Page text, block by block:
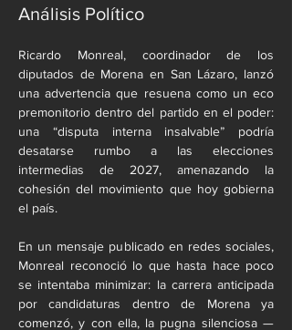
Análisis Político
Ricardo Monreal, coordinador de los
diputados de Morena en San Lázaro, lanzó
una advertencia que resuena como un eco
premonitorio dentro del partido en el poder:
una “disputa interna insalvable” podría
desatarse rumbo a las elecciones
intermedias de 2027, amenazando la
cohesión del movimiento que hoy gobierna
el país.
En un mensaje publicado en redes sociales,
Monreal reconoció lo que hasta hace poco
se intentaba minimizar: la carrera anticipada
por candidaturas dentro de Morena ya
comenzó, y con ella, la pugna silenciosa —